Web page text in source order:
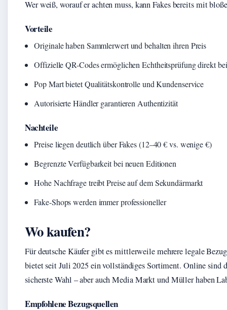
Wer weiß, worauf er achten muss, kann Fakes bereits mit
Vorteile
Originale haben Sammlerwert und behalten ihren Preis
Offizielle QR-Codes ermöglichen Echtheitsprüfung direkt
Pop Mart bietet Qualitätskontrolle und Kundenservice
Autorisierte Händler garantieren Authentizität
Nachteile
Preise liegen deutlich über Fakes (12–40 € vs. wenige €)
Begrenzte Verfügbarkeit bei neuen Editionen
Hohe Nachfrage treibt Preise auf dem Sekundärmarkt
Fake-Shops werden immer professioneller
Wo kaufen?
Für deutsche Käufer gibt es mittlerweile mehrere legale
bietet seit Juli 2025 ein vollständiges Sortiment. Online sind
sicherste Wahl – aber auch Media Markt und Müller haben
Empfohlene Bezugsquellen